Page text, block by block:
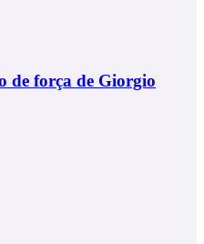
de força de Giorgio